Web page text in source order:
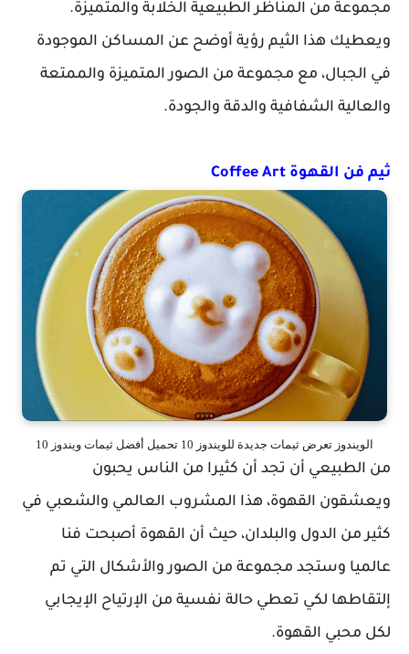
مجموعة من المناظر الطبيعية الخلابة والمتميزة.
ويعطيك هذا الثيم رؤية أوضح عن المساكن الموجودة
في الجبال، مع مجموعة من الصور المتميزة والممتعة
والعالية الشفافية والدقة والجودة.
ثيم فن القهوة Coffee Art
الويندوز تعرض ثيمات جديدة للويندوز 10 تحميل أفضل ثيمات ويندوز 10
من الطبيعي أن تجد أن كثيرا من الناس يحبون
ويعشقون القهوة، هذا المشروب العالمي والشعبي في
كثير من الدول والبلدان، حيث أن القهوة أصبحت فنا
عالميا وستجد مجموعة من الصور والأشكال التي تم
إلتقاطها لكي تعطي حالة نفسية من الإرتياح الإيجابي
لكل محبي القهوة.